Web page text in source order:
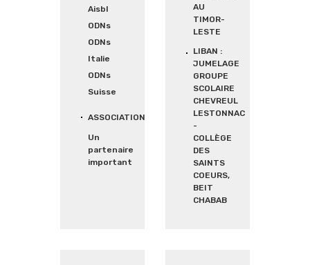
Aisbl
ODNs
ODNs
Italie
ODNs
Suisse
ASSOCIATION
Un
partenaire
important
AU
TIMOR-
LESTE
LIBAN :
JUMELAGE
GROUPE
SCOLAIRE
CHEVREUL
LESTONNAC
-
COLLÈGE
DES
SAINTS
COEURS,
BEIT
CHABAB